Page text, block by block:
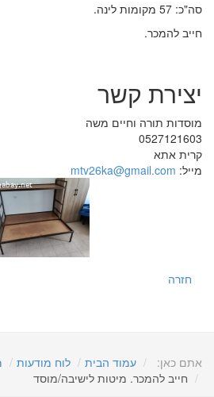
סה"כ: 57 מקומות לינה.
חייב להמכר.
יצירת קשר
מוסדות תורה וחיים משה
0527121603
קרית אתא
מייל: mtv26ka@gmail.com
חזרה
אתם כאן: עמוד הבית לוח מודעות
חייב להמכר. מיטות לישיבה/מוסד